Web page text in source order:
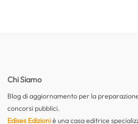
Chi Siamo
Blog di aggiornamento per la
concorsi pubblici.
Edises Edizioniè una casa editrice